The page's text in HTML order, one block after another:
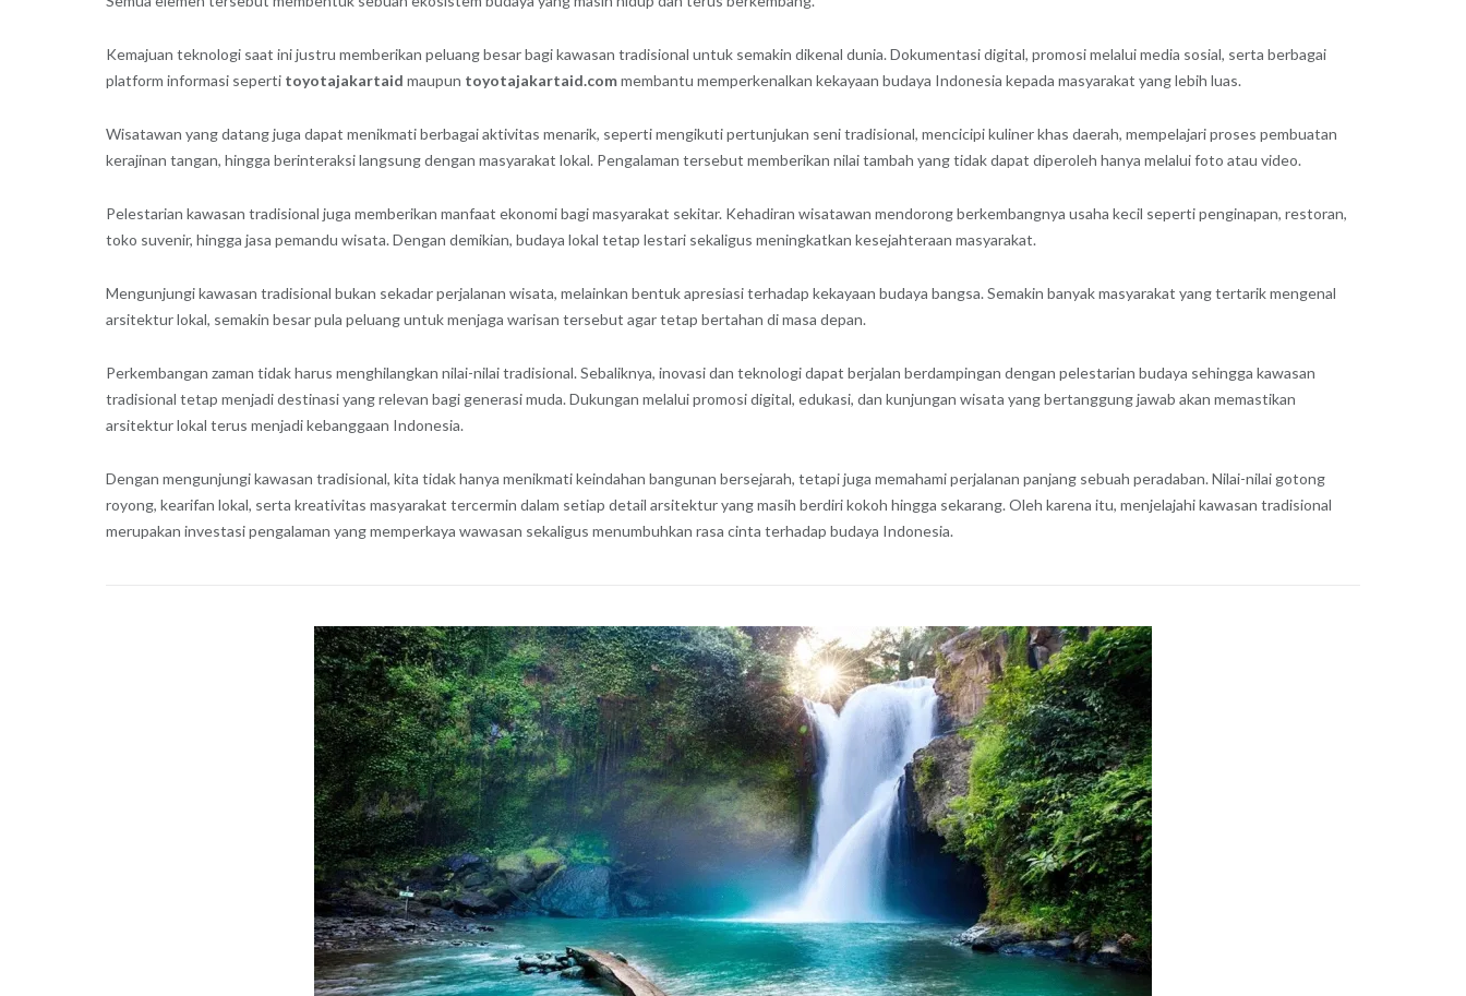
Kemajuan teknologi saat ini justru memberikan peluang besar bagi kawasan tradisional untuk semakin dikenal dunia. Dokumentasi digital, promosi melalui media sosial, serta berbagai
platform informasi seperti toyotajakartaid maupun toyotajakartaid.commembantu memperkenalkan kekayaan budaya Indonesia kepada masyarakat yang lebih luas.
Wisatawan yang datang juga dapat menikmati berbagai aktivitas menarik, seperti mengikuti pertunjukan seni tradisional, mencicipi kuliner khas daerah, mempelajari proses pembuatan
kerajinan tangan, hingga berinteraksi langsung dengan masyarakat lokal. Pengalaman tersebut memberikan nilai tambah yang tidak dapat diperoleh hanya melalui foto atau video.
Pelestarian kawasan tradisional juga memberikan manfaat ekonomi bagi masyarakat sekitar. Kehadiran wisatawan mendorong berkembangnya usaha kecil seperti penginapan, restoran,
toko suvenir, hingga jasa pemandu wisata. Dengan demikian, budaya lokal tetap lestari sekaligus meningkatkan kesejahteraan masyarakat.
Mengunjungi kawasan tradisional bukan sekadar perjalanan wisata, melainkan bentuk apresiasi terhadap kekayaan budaya bangsa. Semakin banyak masyarakat yang tertarik mengenal
arsitektur lokal, semakin besar pula peluang untuk menjaga warisan tersebut agar tetap bertahan di masa depan.
Perkembangan zaman tidak harus menghilangkan nilai-nilai tradisional. Sebaliknya, inovasi dan teknologi dapat berjalan berdampingan dengan pelestarian budaya sehingga kawasan
tradisional tetap menjadi destinasi yang relevan bagi generasi muda. Dukungan melalui promosi digital, edukasi, dan kunjungan wisata yang bertanggung jawab akan memastikan
arsitektur lokal terus menjadi kebanggaan Indonesia.
Dengan mengunjungi kawasan tradisional, kita tidak hanya menikmati keindahan bangunan bersejarah, tetapi juga memahami perjalanan panjang sebuah peradaban. Nilai-nilai gotong
royong, kearifan lokal, serta kreativitas masyarakat tercermin dalam setiap detail arsitektur yang masih berdiri kokoh hingga sekarang. Oleh karena itu, menjelajahi kawasan tradisional
merupakan investasi pengalaman yang memperkaya wawasan sekaligus menumbuhkan rasa cinta terhadap budaya Indonesia.